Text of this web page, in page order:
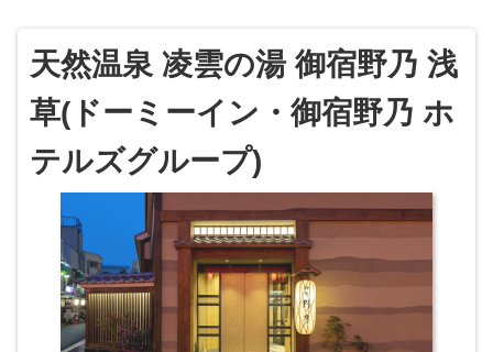
天然温泉 凌雲の湯 御宿野乃 浅
草(ドーミーイン・御宿野乃 ホ
テルズグループ)